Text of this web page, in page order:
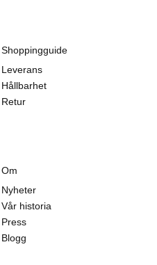
Shoppingguide
Leverans
Hållbarhet
Retur
Om
Nyheter
Vår historia
Press
Blogg